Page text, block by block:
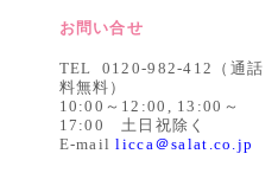
お問い合せ
TEL 0120-982-412（通話
料無料）
10:00～12:00, 13:00～
17:00 土日祝除く
E-maillicca＠salat.co.jp